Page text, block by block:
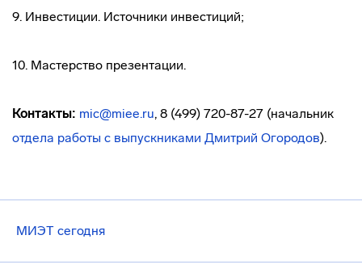
9. Инвестиции. Источники инвестиций;
10. Мастерство презентации.
Контакты: mic@miee.ru, 8 (499) 720-87-27 (начальник
отдела работы с выпускниками Дмитрий Огородов).
МИЭТ сегодня